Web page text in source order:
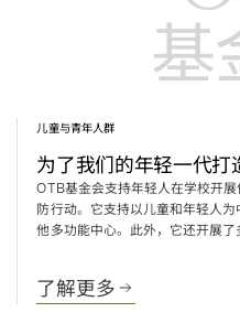
基
儿童与青年人群
为了我们的年轻一代打
OTB基金会支持年轻人在学校开
防行动。它支持以儿童和年轻人
他多功能中心。此外，它还开展
了解更多